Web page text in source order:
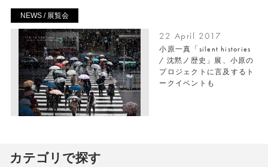
NEWS / 展覧会
22 April 2017
小原一真「silent histories
/ 沈黙ノ歴史」展、小原の
プロジェクトに言及するト
ークイベントも
カテゴリで探す